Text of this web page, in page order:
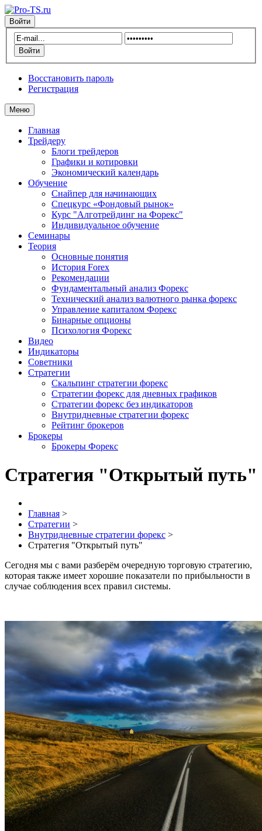
Войти
Восстановить пароль
Регистрация
Меню
Главная
Трейдеру
Блоги трейдеров
Графики и котировки
Экономический календарь
Обучение
Снайпер для начинающих
Спецкурс «Фондовый рынок»
Курс "Алготрейдинг на Форекс"
Индивидуальное обучение
Семинары
Теория
Основные понятия
История Forex
Рекомендации
Фундаментальный анализ Форекс
Технический анализ валютного рынка форекс
Управление капиталом Форекс
Бинарные опционы
Психология Форекс
Видео
Индикаторы
Советники
Стратегии
Скальпинг стратегии форекс
Стратегии форекс для дневных графиков
Стратегии форекс без индикаторов
Внутридневные стратегии форекс
Рейтинг брокеров
Брокеры
Брокеры Форекс
Стратегия "Открытый путь"
Главная >
Стратегии >
Внутридневные стратегии форекс >
Стратегия "Открытый путь"
Сегодня мы с вами разберём очередную торговую стратегию,
которая также имеет хорошие показатели по прибыльности в
случае соблюдения всех правил системы.